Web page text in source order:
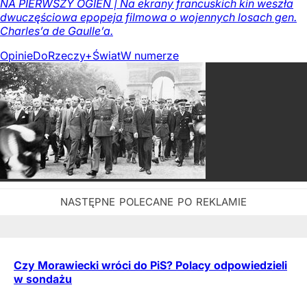
NA PIERWSZY OGIEŃ | Na ekrany francuskich kin weszła
dwuczęściowa epopeja filmowa o wojennych losach gen.
Charles’a de Gaulle’a.
OpinieDoRzeczy+ŚwiatW numerze
Czy Morawiecki wróci do PiS? Polacy odpowiedzieli
w sondażu